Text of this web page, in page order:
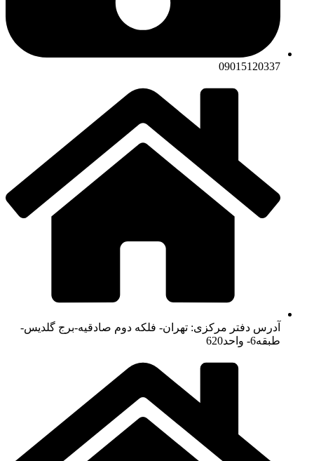
09015120337
آدرس دفتر مرکزی: تهران- فلکه دوم صادقیه-برج گلدیس-
طبقه6- واحد620